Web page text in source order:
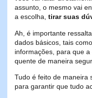
assunto, o mesmo vai
a escolha, tirar suas
Ah, é importante
dados básicos, tais
informações, para que
quente de maneira
Tudo é feito de maneira
para garantir que tudo